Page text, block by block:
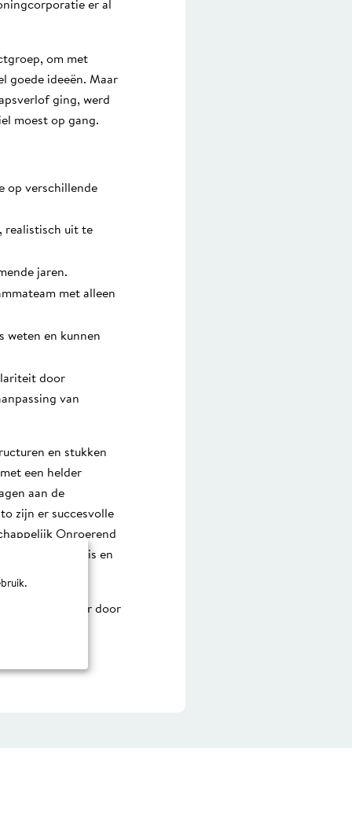
er al
om met
goede ideeën. Maar
ging, werd
moest op gang.
op verschillende
realistisch uit te
jaren.
met alleen
weten en kunnen
door
van
en stukken
een helder
aan de
zijn er succesvolle
Onroerend
wat er bereikt is en
terug), maar door